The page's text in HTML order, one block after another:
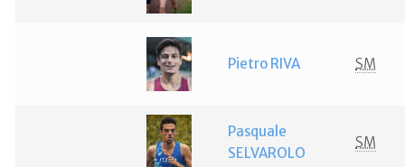
Pietro RIVA SM
Pasquale
SELVAROLO
SM